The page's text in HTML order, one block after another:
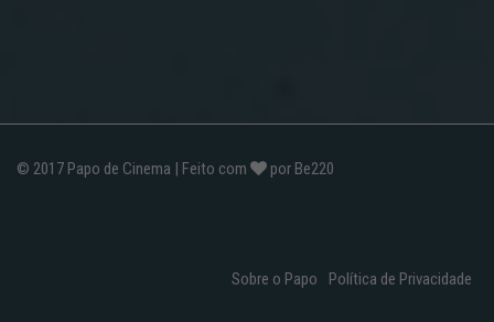
© 2017 Papo de Cinema | Feito com por Be220
Sobre o Papo Política de Privacidade